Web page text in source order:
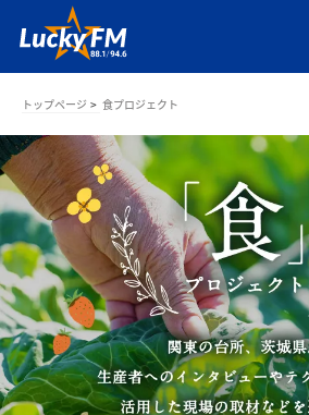
トップページ 食プロジェクト